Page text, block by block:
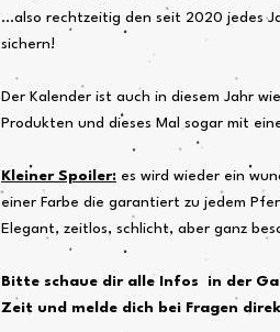
...also rechtzeitig den seit 2020 jedes
sichern!
Der Kalender ist auch in diesem Jahr
Produkten und dieses Mal sogar mit
Kleiner Spoiler: es wird wieder ein
einer Farbe die garantiert zu jedem
Elegant, zeitlos, schlicht, aber ganz
Bitte schaue dir alle Infos in der
Zeit und melde dich bei Fragen